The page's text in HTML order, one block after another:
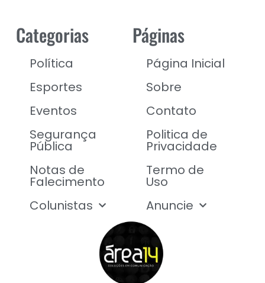
Categorias
Política
Esportes
Eventos
Segurança
Pública
Notas de
Falecimento
Colunistas
Páginas
Página Inicial
Sobre
Contato
Politica de
Privacidade
Termo de
Uso
Anuncie